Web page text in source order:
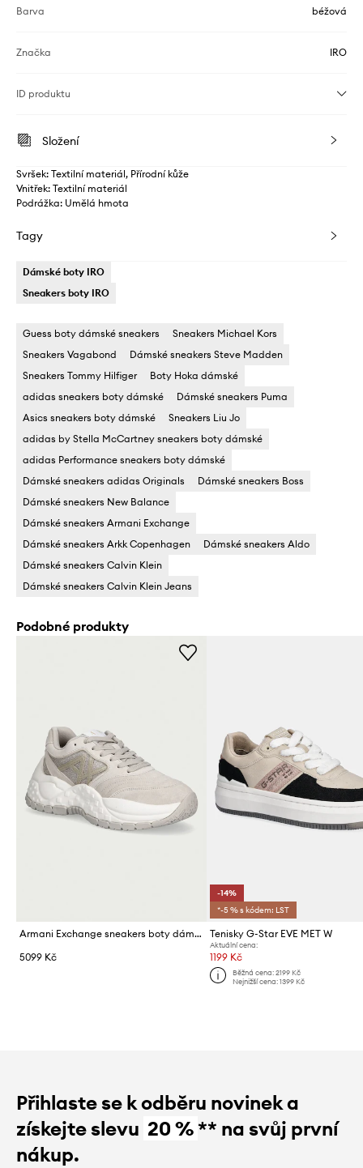
Barva béžová
Značka IRO
ID produktu
Složení
Svršek: Textilní materiál, Přírodní kůže
Vnitřek: Textilní materiál
Podrážka: Umělá hmota
Tagy
Dámské boty IRO
Sneakers boty IRO
Guess boty dámské sneakers
Sneakers Michael Kors
Sneakers Vagabond
Dámské sneakers Steve Madden
Sneakers Tommy Hilfiger
Boty Hoka dámské
adidas sneakers boty dámské
Dámské sneakers Puma
Asics sneakers boty dámské
Sneakers Liu Jo
adidas by Stella McCartney sneakers boty dámské
adidas Performance sneakers boty dámské
Dámské sneakers adidas Originals
Dámské sneakers Boss
Dámské sneakers New Balance
Dámské sneakers Armani Exchange
Dámské sneakers Arkk Copenhagen
Dámské sneakers Aldo
Dámské sneakers Calvin Klein
Dámské sneakers Calvin Klein Jeans
Podobné produkty
Armani Exchange sneakers boty dámské
5099 Kč
-14%
*-5 % s kódem: LST
Tenisky G-Star EVE MET W
Aktuální cena:
1199 Kč
Běžná cena: 2199 Kč
Nejnižší cena: 1399 Kč
Přihlaste se k odběru novinek a
získejte slevu 20 %** na svůj první
nákup.